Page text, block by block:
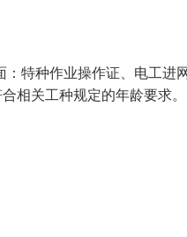
特种作业操作证、电工进
相关工种规定的年龄要求。